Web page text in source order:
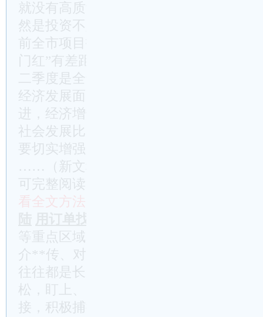
就没有高质量的发展。特别是对**来说
然是投资不足、总量不足。从刚才各单位
前全市项目招商投资形势不容乐观，离
门红”有差距。
二季度是全年项目建设的关键阶段，中
经济发展面临的形势依然严峻复杂，要
进，经济增长“三驾马车”中，投资见效
社会发展比以往任何时候都更需要项目
要切实增强等不起、坐不住、慢不
……（新文秘网http://www.wm114.cn省
可完整阅读）……
看全文方法：
等重点区域，上门拜访央企国企、特别
介**传、对接洽谈项目。二要保持“盯”
往往都是长跑，没有韧劲是跑不下来的
松，盯上、盯紧、盯牢头部企业、链主
接，积极捕捉项目线索，全力拼抢50亿